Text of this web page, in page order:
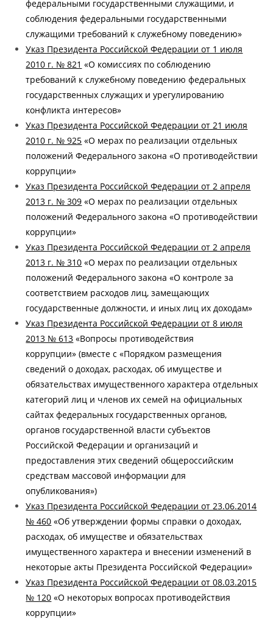
федеральными государственными служащими, и
соблюдения федеральными государственными
служащими требований к служебному поведению»
Указ Президента Российской Федерации от 1 июля
2010 г. № 821 «О комиссиях по соблюдению
требований к служебному поведению федеральных
государственных служащих и урегулированию
конфликта интересов»
Указ Президента Российской Федерации от 21 июля
2010 г. № 925 «О мерах по реализации отдельных
положений Федерального закона «О противодействии
коррупции»
Указ Президента Российской Федерации от 2 апреля
2013 г. № 309 «О мерах по реализации отдельных
положений Федерального закона «О противодействии
коррупции»
Указ Президента Российской Федерации от 2 апреля
2013 г. № 310 «О мерах по реализации отдельных
положений Федерального закона «О контроле за
соответствием расходов лиц, замещающих
государственные должности, и иных лиц их доходам»
Указ Президента Российской Федерации от 8 июля
2013 № 613 «Вопросы противодействия
коррупции» (вместе с «Порядком размещения
сведений о доходах, расходах, об имуществе и
обязательствах имущественного характера отдельных
категорий лиц и членов их семей на официальных
сайтах федеральных государственных органов,
органов государственной власти субъектов
Российской Федерации и организаций и
предоставления этих сведений общероссийским
средствам массовой информации для
опубликования»)
Указ Президента Российской Федерации от 23.06.2014
№ 460 «Об утверждении формы справки о доходах,
расходах, об имуществе и обязательствах
имущественного характера и внесении изменений в
некоторые акты Президента Российской Федерации»
Указ Президента Российской Федерации от 08.03.2015
№ 120 «О некоторых вопросах противодействия
коррупции»